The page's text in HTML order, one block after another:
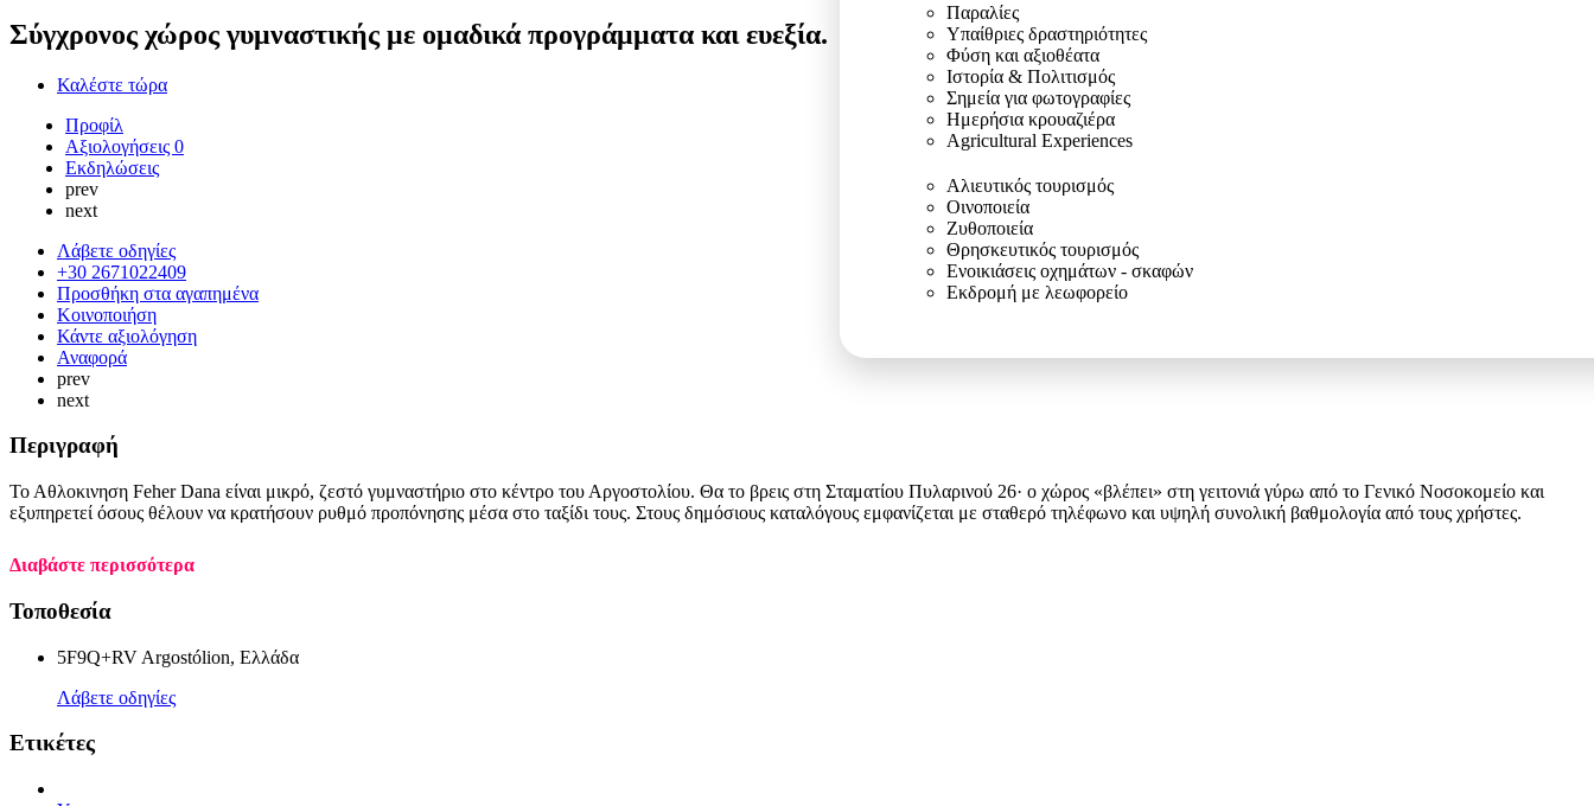
Παραλίες
Υπαίθριες δραστηριότητες
Φύση και αξιοθέατα
Ιστορία & Πολιτισμός
Σημεία για φωτογραφίες
Ημερήσια κρουαζιέρα
Agricultural Experiences
Αλιευτικός τουρισμός
Οινοποιεία
Ζυθοποιεία
Θρησκευτικός τουρισμός
Ενοικιάσεις οχημάτων - σκαφών
Εκδρομή με λεωφορείο
Σύγχρονος χώρος γυμναστικής με ομαδικά προγράμματα και ευεξία.
Καλέστε τώρα
Προφίλ
Αξιολογήσεις 0
Εκδηλώσεις
prev
next
Λάβετε οδηγίες
+30 2671022409
Προσθήκη στα αγαπημένα
Κοινοποιήση
Κάντε αξιολόγηση
Αναφορά
prev
next
Περιγραφή
Το Αθλοκινηση Feher Dana είναι μικρό, ζεστό γυμναστήριο στο κέντρο του Αργοστολίου. Θα το βρεις στη Σταματίου Πυλαρινού 26· ο χώρος «βλέπει» στη γειτονιά γύρω από το Γενικό Νοσοκομείο και
εξυπηρετεί όσους θέλουν να κρατήσουν ρυθμό προπόνησης μέσα στο ταξίδι τους. Στους δημόσιους καταλόγους εμφανίζεται με σταθερό τηλέφωνο και υψηλή συνολική βαθμολογία από τους χρήστες.
Διαβάστε περισσότερα
Τοποθεσία
5F9Q+RV Argostólion, Ελλάδα
Λάβετε οδηγίες
Ετικέτες